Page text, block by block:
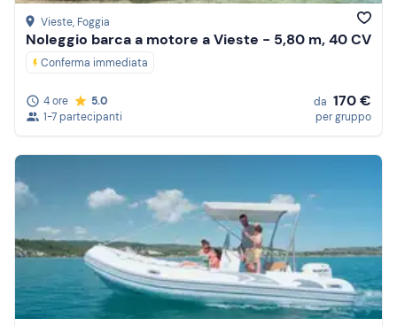
Vieste, Foggia
Noleggio barca a motore a Vieste - 5,80 m, 40 CV
Conferma immediata
4 ore
5.0
1-7 partecipanti
da 170 €
per gruppo